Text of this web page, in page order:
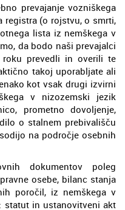
prevajanje vozniškega
registra (o rojstvu, o smrti,
lista iz nemškega v
da bodo naši prevajalci
prevedli in overili te
takoj uporabljate ali
kot vsak drugi izvirni
v nizozemski jezik
prometno dovoljenje,
o stalnem prebivališču
na področje osebnih
dokumentov poleg
osebe, bilanc stanja
poročil, iz nemškega v
statut in ustanovitveni akt